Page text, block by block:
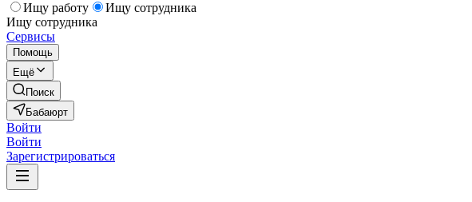
Ищу работу
Ищу сотрудника
Ищу сотрудника
Сервисы
Помощь
Ещё
Поиск
Бабаюрт
Войти
Войти
Зарегистрироваться